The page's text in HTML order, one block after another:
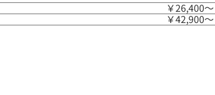
￥26,400〜
￥42,900〜